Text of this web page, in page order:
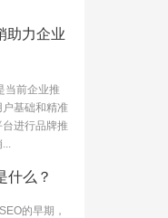
助力企业
当前企业推
基础和精准
进行品牌推
...
什么？
的早期，